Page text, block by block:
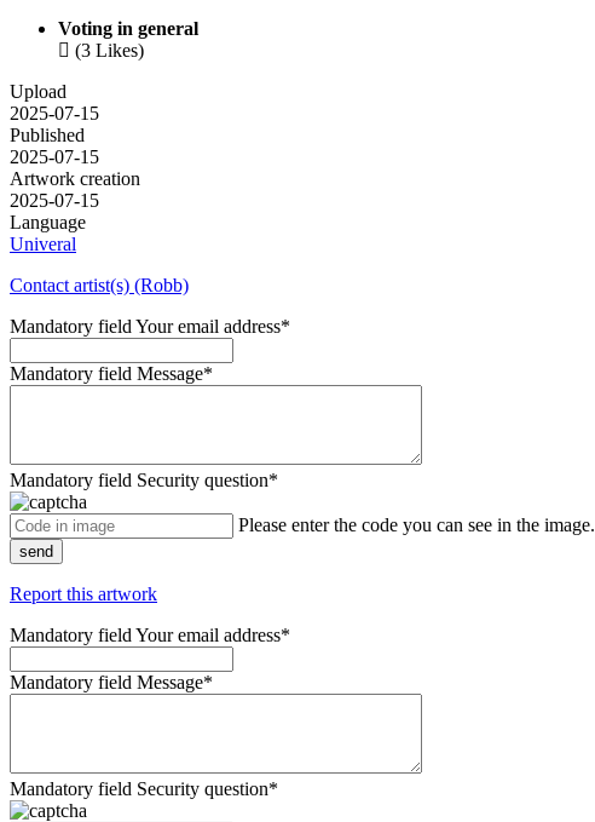
Voting in general
 (3 Likes)
Upload
2025-07-15
Published
2025-07-15
Artwork creation
2025-07-15
Language
Univeral
Contact artist(s) (Robb)
Mandatory field Your email address*
Mandatory field Message*
Mandatory field Security question*
Please enter the code you can see in the image.
send
Report this artwork
Mandatory field Your email address*
Mandatory field Message*
Mandatory field Security question*